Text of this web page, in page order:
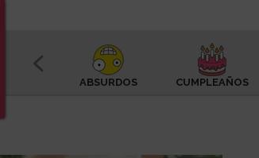
ABSURDOS CUMPLEAÑOS